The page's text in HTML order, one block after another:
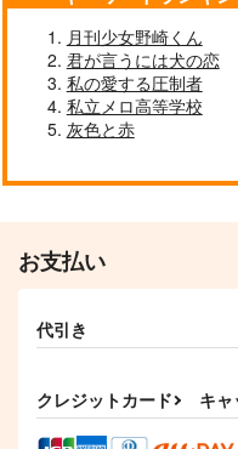
月刊少女野崎くん
君が言うには犬の恋
私の愛する圧制者
私立メロ高等学校
灰色と赤
お支払い
代引き
クレジットカード キ